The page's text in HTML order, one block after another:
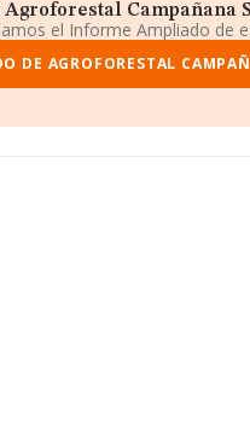
S.L, B24728289, se
núm. S/N, (24442),
millones de euros y el
Campañana
el Informe Ampliado de
DE AGROFORESTAL